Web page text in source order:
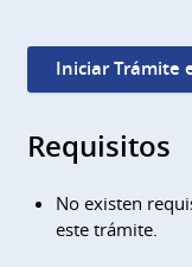
Iniciar Trámite
Requisitos
No existen
este trámite.